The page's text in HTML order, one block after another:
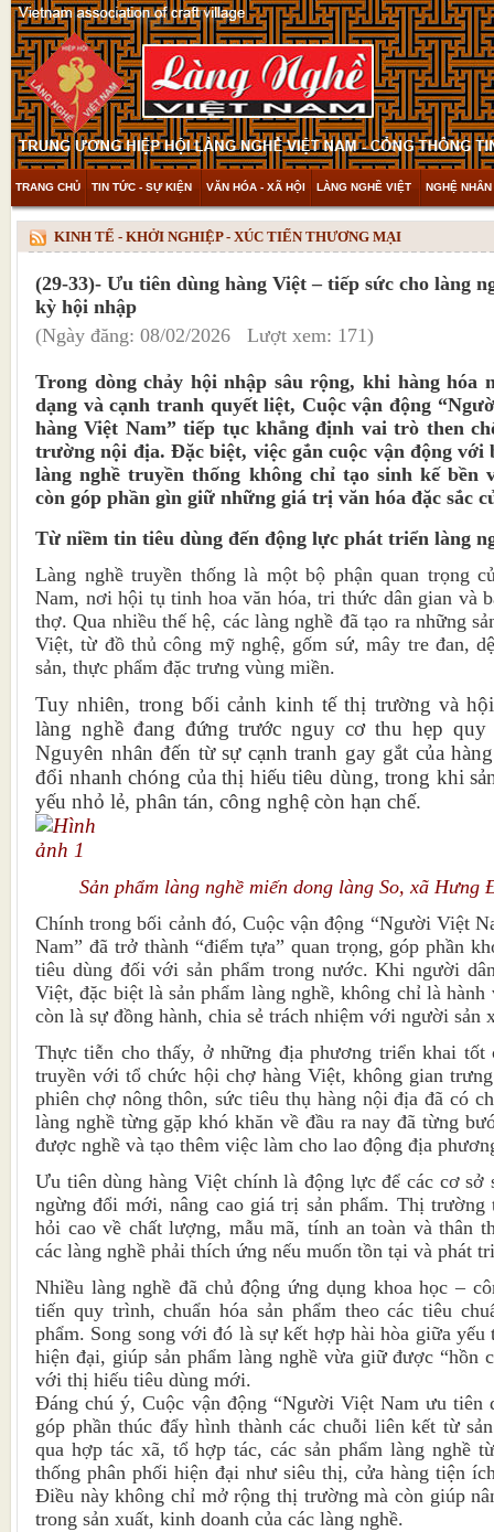
TRANG CHỦ TIN TỨC - SỰ KIỆN VĂN HÓA - XÃ HỘI LÀNG NGHỀ VIỆT NGHỆ
THAM KHẢO & KHÁM PHÁ VIDEO
KINH TẾ - KHỞI NGHIỆP - XÚC TIẾN THƯƠNG MẠI
(29-33)- Ưu tiên dùng hàng Việt – tiếp sức cho làng
kỳ hội nhập
(Ngày đăng: 08/02/2026 Lượt xem: 171)
Trong dòng chảy hội nhập sâu rộng, khi hàng hóa
dạng và cạnh tranh quyết liệt, Cuộc vận động
hàng Việt Nam” tiếp tục khẳng định vai trò then
trường nội địa. Đặc biệt, việc gắn cuộc vận động với
làng nghề truyền thống không chỉ tạo sinh kế bền
còn góp phần gìn giữ những giá trị văn hóa đặc sắc
Từ niềm tin tiêu dùng đến động lực phát triển làng
Làng nghề truyền thống là một bộ phận quan trọng
Nam, nơi hội tụ tinh hoa văn hóa, tri thức dân gian và
thợ. Qua nhiều thế hệ, các làng nghề đã tạo ra những
Việt, từ đồ thủ công mỹ nghệ, gốm sứ, mây tre đan,
sản, thực phẩm đặc trưng vùng miền.
Tuy nhiên, trong bối cảnh kinh tế thị trường và
làng nghề đang đứng trước nguy cơ thu hẹp
Nguyên nhân đến từ sự cạnh tranh gay gắt của
đổi nhanh chóng của thị hiếu tiêu dùng, trong khi
yếu nhỏ lẻ, phân tán, công nghệ còn hạn chế.
Sản phẩm làng nghề miến dong làng So, xã Hưng
Chính trong bối cảnh đó, Cuộc vận động “Người Việt
Nam” đã trở thành “điểm tựa” quan trọng, góp phần
tiêu dùng đối với sản phẩm trong nước. Khi người
Việt, đặc biệt là sản phẩm làng nghề, không chỉ là
còn là sự đồng hành, chia sẻ trách nhiệm với người sản
Thực tiễn cho thấy, ở những địa phương triển khai tốt
truyền với tổ chức hội chợ hàng Việt, không gian
phiên chợ nông thôn, sức tiêu thụ hàng nội địa đã có
làng nghề từng gặp khó khăn về đầu ra nay đã từng
được nghề và tạo thêm việc làm cho lao động địa
Ưu tiên dùng hàng Việt chính là động lực để các cơ sở
ngừng đổi mới, nâng cao giá trị sản phẩm. Thị trường
hỏi cao về chất lượng, mẫu mã, tính an toàn và thân
các làng nghề phải thích ứng nếu muốn tồn tại và phát
Nhiều làng nghề đã chủ động ứng dụng khoa học –
tiến quy trình, chuẩn hóa sản phẩm theo các tiêu
phẩm. Song song với đó là sự kết hợp hài hòa giữa
hiện đại, giúp sản phẩm làng nghề vừa giữ được “hồn
với thị hiếu tiêu dùng mới.
Đáng chú ý, Cuộc vận động “Người Việt Nam ưu tiên
góp phần thúc đẩy hình thành các chuỗi liên kết từ
qua hợp tác xã, tổ hợp tác, các sản phẩm làng nghề
thống phân phối hiện đại như siêu thị, cửa hàng tiện
Điều này không chỉ mở rộng thị trường mà còn giúp
trong sản xuất, kinh doanh của các làng nghề.